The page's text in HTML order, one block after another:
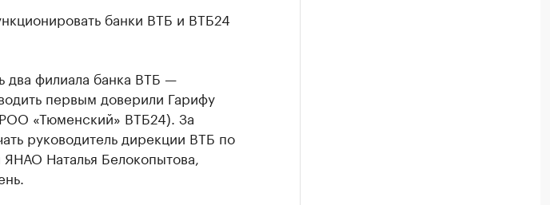
банки ВТБ и ВТБ24
два филиала банка ВТБ —
первым доверили Гарифу
«Тюменский» ВТБ24). За
руководитель дирекции ВТБ по
Наталья Белокопытова,